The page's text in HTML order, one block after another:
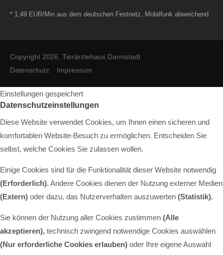
* 1,49 EUR/Min aus dem deutschen Festnetz, Mobilfunk abweichend
Copyright 2026. Tierärztehaus Darmstadt
Datenschutz
Impressum
Einstellungen gespeichert
Datenschutzeinstellungen
Diese Website verwendet Cookies, um Ihnen einen sicheren und
komfortablen Website-Besuch zu ermöglichen. Entscheiden Sie
selbst, welche Cookies Sie zulassen wollen.
Einige Cookies sind für die Funktionalität dieser Website notwendig
(Erforderlich).Andere Cookies dienen der Nutzung externer Medien
(Extern) oder dazu, das Nutzerverhalten auszuwerten (Statistik).
Sie können der Nutzung aller Cookies zustimmen (Alle
akzeptieren), technisch zwingend notwendige Cookies auswählen
(Nur erforderliche Cookies erlauben) oder Ihre eigene Auswahl